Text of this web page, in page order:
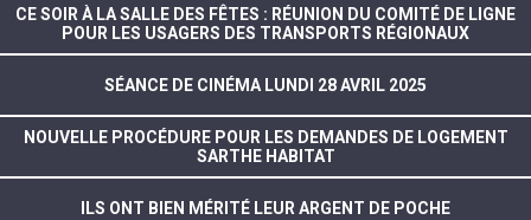
CE SOIR À LA SALLE DES FÊTES : RÉUNION DU COMITÉ DE LIGNE
POUR LES USAGERS DES TRANSPORTS RÉGIONAUX
SÉANCE DE CINÉMA LUNDI 28 AVRIL 2025
NOUVELLE PROCÉDURE POUR LES DEMANDES DE LOGEMENT
SARTHE HABITAT
ILS ONT BIEN MÉRITÉ LEUR ARGENT DE POCHE